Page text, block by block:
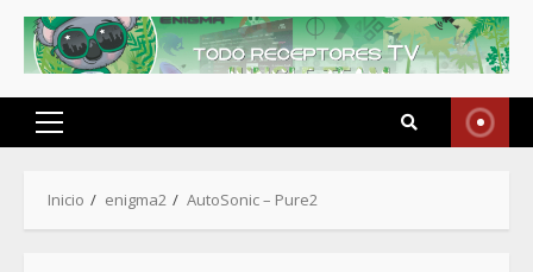
Menú
Inicio enigma2 AutoSonic – Pure2